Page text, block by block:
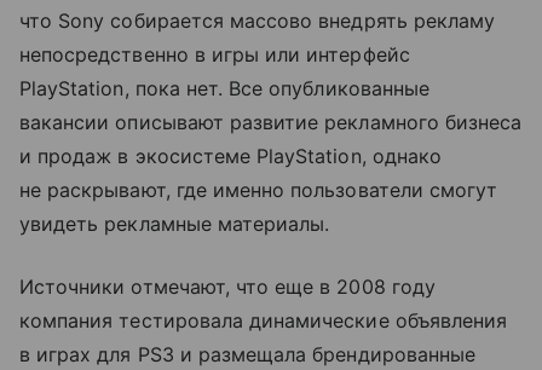
что Sony собирается массово внедрять рекламу
непосредственно в игры или интерфейс
PlayStation, пока нет. Все опубликованные
вакансии описывают развитие рекламного бизнеса
и продаж в экосистеме PlayStation, однако
не раскрывают, где именно пользователи смогут
увидеть рекламные материалы.
Источники отмечают, что еще в 2008 году
компания тестировала динамические объявления
в играх для PS3 и размещала брендированные